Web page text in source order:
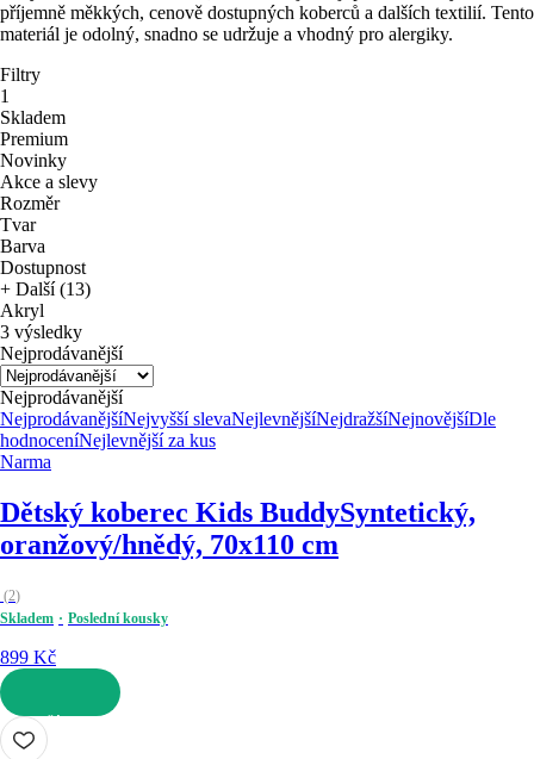
příjemně měkkých, cenově dostupných koberců a dalších textilií. Tento
materiál je odolný, snadno se udržuje a vhodný pro alergiky.
Filtry
1
Skladem
Premium
Novinky
Akce a slevy
Rozměr
Tvar
Barva
Dostupnost
+ Další (13)
Akryl
3 výsledky
Nejprodávanější
Nejprodávanější
NejprodávanějšíNejvyšší slevaNejlevnějšíNejdražšíNejnovějšíDle
hodnoceníNejlevnější za kus
Narma
Dětský koberec Kids BuddySyntetický,
oranžový/hnědý, 70x110 cm
(2)
Skladem
Poslední kousky
899 Kč
DO KOŠÍKU